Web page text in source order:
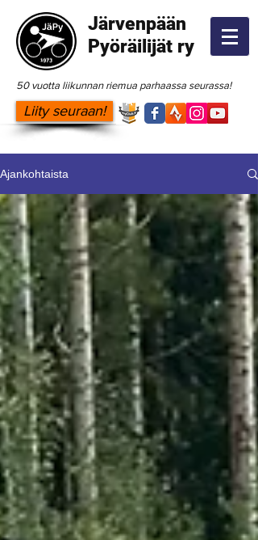
Järvenpään
Pyöräilijät ry
50 vuotta liikunnan riemua parhaassa seurassa!
Liity seuraan!
Ajankohtaista